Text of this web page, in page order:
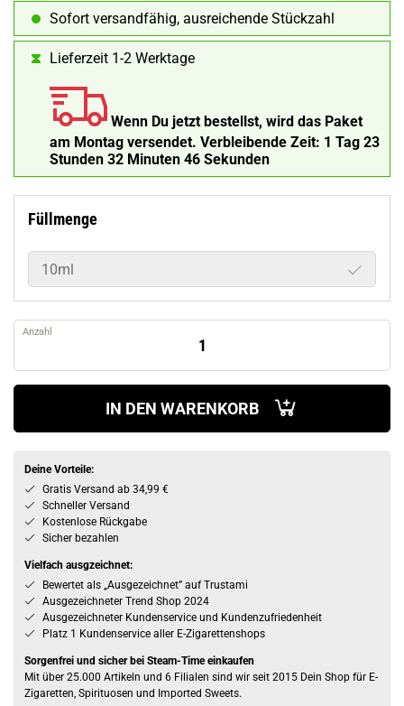
Sofort versandfähig, ausreichende Stückzahl
Lieferzeit 1-2 Werktage
Wenn Du jetzt bestellst, wird das Paket
am Montag versendet. Verbleibende Zeit: 1 Tag 23
Stunden 32 Minuten 45 Sekunden
Füllmenge
10ml
Anzahl
IN DEN WARENKORB
Deine Vorteile:
Gratis Versand ab 34,99 €
Schneller Versand
Kostenlose Rückgabe
Sicher bezahlen
Vielfach ausgzeichnet:
Bewertet als „Ausgezeichnet” auf Trustami
Ausgezeichneter Trend Shop 2024
Ausgezeichneter Kundenservice und Kundenzufriedenheit
Platz 1 Kundenservice aller E-Zigarettenshops
Sorgenfrei und sicher bei Steam-Time einkaufen
Mit über 25.000 Artikeln und 6 Filialen sind wir seit 2015 Dein Shop für E-
Zigaretten, Spirituosen und Imported Sweets.